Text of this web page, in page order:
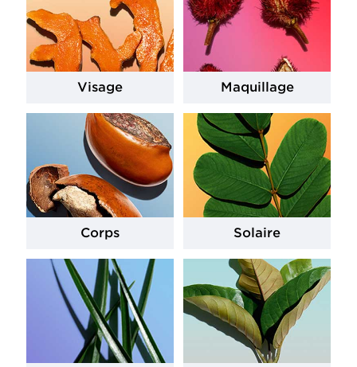
Visage Maquillage
Corps Solaire